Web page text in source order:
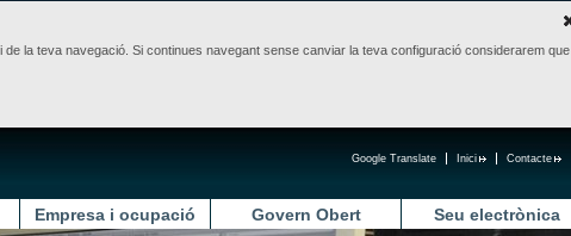
la teva navegació. Si continues navegant sense canviar la teva configuració considerarem que
Contacte
Inici
Google Translate
Empresa i ocupació Govern Obert Seu electrònica